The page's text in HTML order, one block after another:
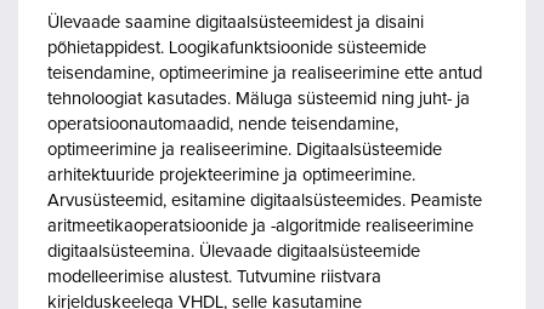
Ülevaade saamine digitaalsüsteemidest ja disaini
põhietappidest. Loogikafunktsioonide süsteemide
teisendamine, optimeerimine ja realiseerimine ette antud
tehnoloogiat kasutades. Mäluga süsteemid ning juht- ja
operatsioonautomaadid, nende teisendamine,
optimeerimine ja realiseerimine. Digitaalsüsteemide
arhitektuuride projekteerimine ja optimeerimine.
Arvusüsteemid, esitamine digitaalsüsteemides. Peamiste
aritmeetikaoperatsioonide ja -algoritmide realiseerimine
digitaalsüsteemina. Ülevaade digitaalsüsteemide
modelleerimise alustest. Tutvumine riistvara
kirjelduskeelega VHDL, selle kasutamine